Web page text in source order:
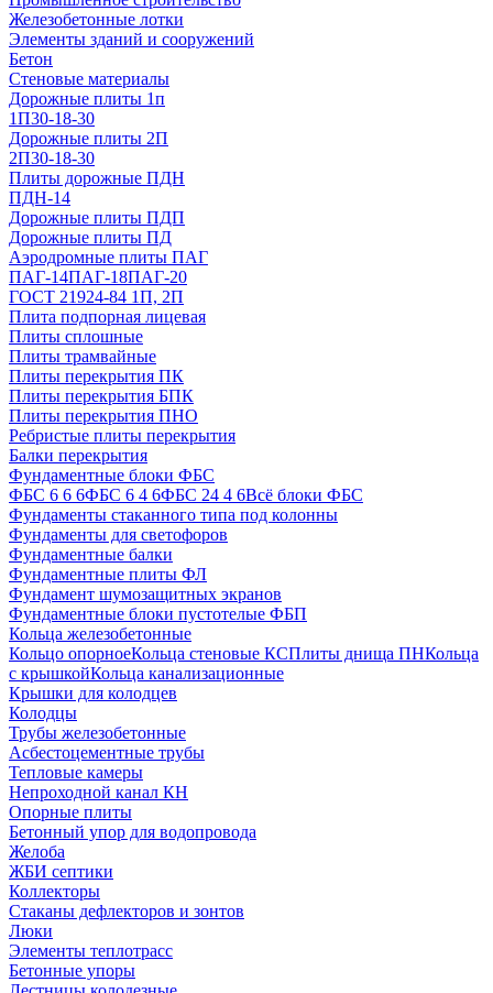
Железобетонные лотки
Элементы зданий и сооружений
Бетон
Стеновые материалы
Дорожные плиты 1п
1П30-18-30
Дорожные плиты 2П
2П30-18-30
Плиты дорожные ПДН
ПДН-14
Дорожные плиты ПДП
Дорожные плиты ПД
Аэродромные плиты ПАГ
ПАГ-14ПАГ-18ПАГ-20
ГОСТ 21924-84 1П, 2П
Плита подпорная лицевая
Плиты сплошные
Плиты трамвайные
Плиты перекрытия ПК
Плиты перекрытия БПК
Плиты перекрытия ПНО
Ребристые плиты перекрытия
Балки перекрытия
Фундаментные блоки ФБС
ФБС 6 6 6ФБС 6 4 6ФБС 24 4 6Всё блоки ФБС
Фундаменты стаканного типа под колонны
Фундаменты для светофоров
Фундаментные балки
Фундаментные плиты ФЛ
Фундамент шумозащитных экранов
Фундаментные блоки пустотелые ФБП
Кольца железобетонные
Кольцо опорноеКольца стеновые КСПлиты днища ПНКольца
с крышкойКольца канализационные
Крышки для колодцев
Колодцы
Трубы железобетонные
Асбестоцементные трубы
Тепловые камеры
Непроходной канал КН
Опорные плиты
Бетонный упор для водопровода
Желоба
ЖБИ септики
Коллекторы
Стаканы дефлекторов и зонтов
Люки
Элементы теплотрасс
Бетонные упоры